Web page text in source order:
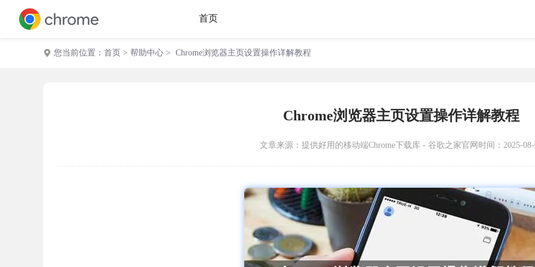
首页
您当前位置： 首页 > 帮助中心 > Chrome浏览器主页设置操作详解教程
Chrome浏览器主页设置操作详解教程
文章来源： 提供好用的移动端Chrome下载库 - 谷歌之家官网 时间：2025-